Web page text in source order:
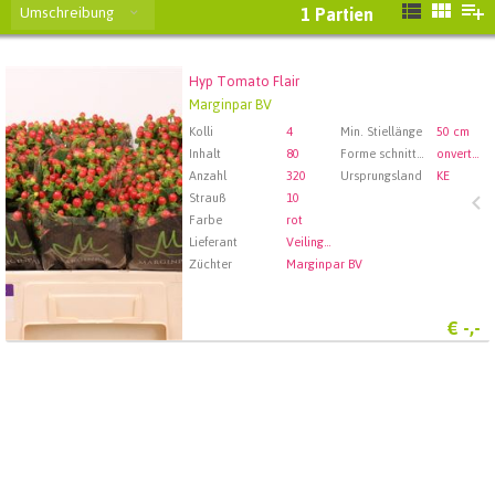
Umschreibung 1 Partien
Hyp Tomato Flair
Marginpar BV
Kolli 4 Min. Stiellänge
50 cm
Inhalt
80 Forme schnittblumen
onvertakt
Anzahl
320 Ursprungsland
KE
Strauß
10
Farbe
rot
Lieferant
Veiling Rhein-Maas GmbH & Co. KG
Züchter
Marginpar BV
€ -,-
Wählen Sie zuerst ein Abfartdatum.